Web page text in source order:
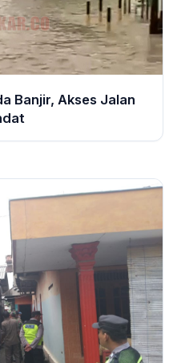
Banjir, Akses Jalan